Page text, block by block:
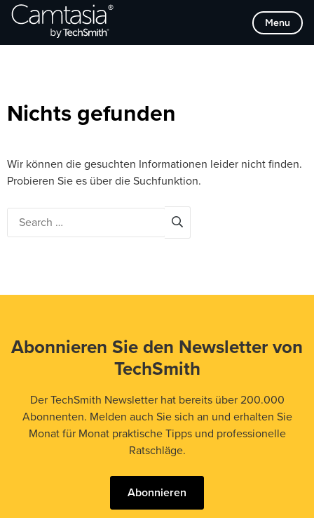
Direkt
zum
Menu
Browse Categories
Nichts gefunden
Wir können die gesuchten Informationen leider nicht finden.
Probieren Sie es über die Suchfunktion.
Abonnieren Sie den Newsletter von
TechSmith
Der TechSmith Newsletter hat bereits über 200.000
Abonnenten. Melden auch Sie sich an und erhalten Sie
Monat für Monat praktische Tipps und professionelle
Ratschläge.
Abonnieren